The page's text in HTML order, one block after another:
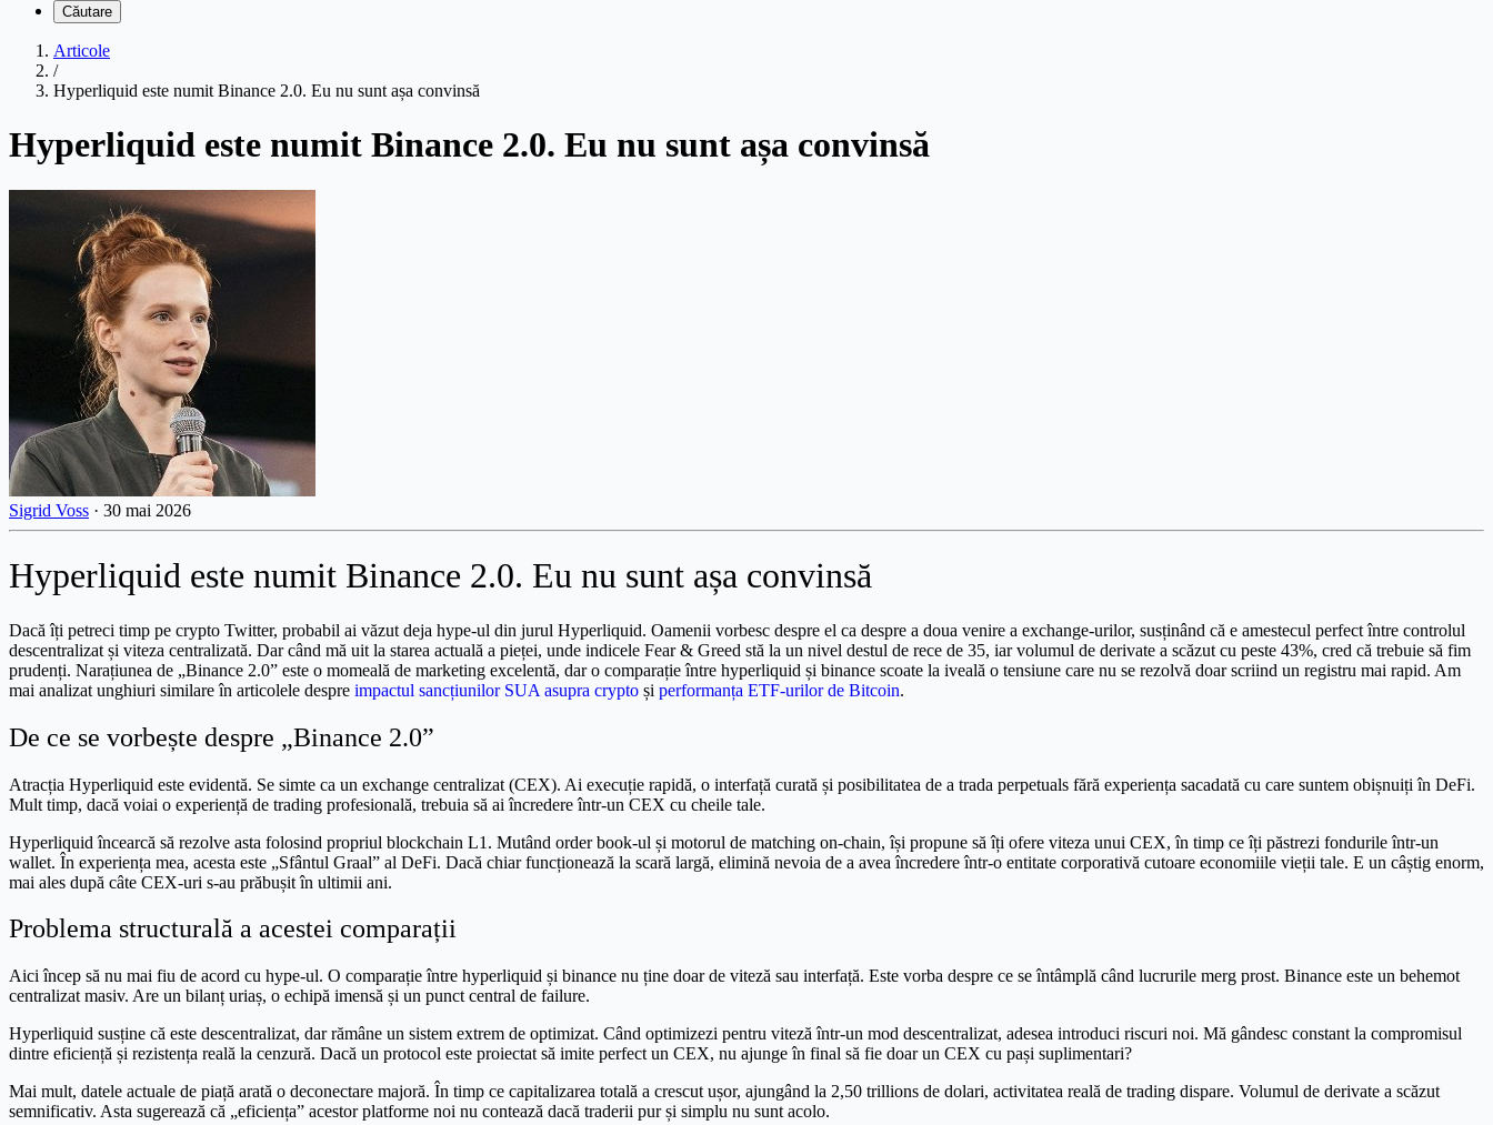
Căutare
Articole
/
Hyperliquid este numit Binance 2.0. Eu nu sunt așa convinsă
Hyperliquid este numit Binance 2.0. Eu nu sunt așa convinsă
Sigrid Voss · 30 mai 2026
Hyperliquid este numit Binance 2.0. Eu nu sunt așa convinsă
Dacă îți petreci timp pe crypto Twitter, probabil ai văzut deja hype-ul din jurul Hyperliquid. Oamenii vorbesc despre el ca despre a doua venire a exchange-urilor, susținând că e amestecul perfect între controlul
descentralizat și viteza centralizată. Dar când mă uit la starea actuală a pieței, unde indicele Fear & Greed stă la un nivel destul de rece de 35, iar volumul de derivate a scăzut cu peste 43%, cred că trebuie să fim
prudenți. Narațiunea de „Binance 2.0” este o momeală de marketing excelentă, dar o comparație între hyperliquid și binance scoate la iveală o tensiune care nu se rezolvă doar scriind un registru mai rapid. Am
mai analizat unghiuri similare în articolele despre impactul sancțiunilor SUA asupra crypto și performanța ETF-urilor de Bitcoin.
De ce se vorbește despre „Binance 2.0”
Atracția Hyperliquid este evidentă. Se simte ca un exchange centralizat (CEX). Ai execuție rapidă, o interfață curată și posibilitatea de a trada perpetuals fără experiența sacadată cu care suntem obișnuiți în DeFi.
Mult timp, dacă voiai o experiență de trading profesională, trebuia să ai încredere într-un CEX cu cheile tale.
Hyperliquid încearcă să rezolve asta folosind propriul blockchain L1. Mutând order book-ul și motorul de matching on-chain, își propune să îți ofere viteza unui CEX, în timp ce îți păstrezi fondurile într-un
wallet. În experiența mea, acesta este „Sfântul Graal” al DeFi. Dacă chiar funcționează la scară largă, elimină nevoia de a avea încredere într-o entitate corporativă cutoare economiile vieții tale. E un câștig enorm,
mai ales după câte CEX-uri s-au prăbușit în ultimii ani.
Problema structurală a acestei comparații
Aici încep să nu mai fiu de acord cu hype-ul. O comparație între hyperliquid și binance nu ține doar de viteză sau interfață. Este vorba despre ce se întâmplă când lucrurile merg prost. Binance este un behemot
centralizat masiv. Are un bilanț uriaș, o echipă imensă și un punct central de failure.
Hyperliquid susține că este descentralizat, dar rămâne un sistem extrem de optimizat. Când optimizezi pentru viteză într-un mod descentralizat, adesea introduci riscuri noi. Mă gândesc constant la compromisul
dintre eficiență și rezistența reală la cenzură. Dacă un protocol este proiectat să imite perfect un CEX, nu ajunge în final să fie doar un CEX cu pași suplimentari?
Mai mult, datele actuale de piață arată o deconectare majoră. În timp ce capitalizarea totală a crescut ușor, ajungând la 2,50 trillions de dolari, activitatea reală de trading dispare. Volumul de derivate a scăzut
semnificativ. Asta sugerează că „eficiența” acestor platforme noi nu contează dacă traderii pur și simplu nu sunt acolo.